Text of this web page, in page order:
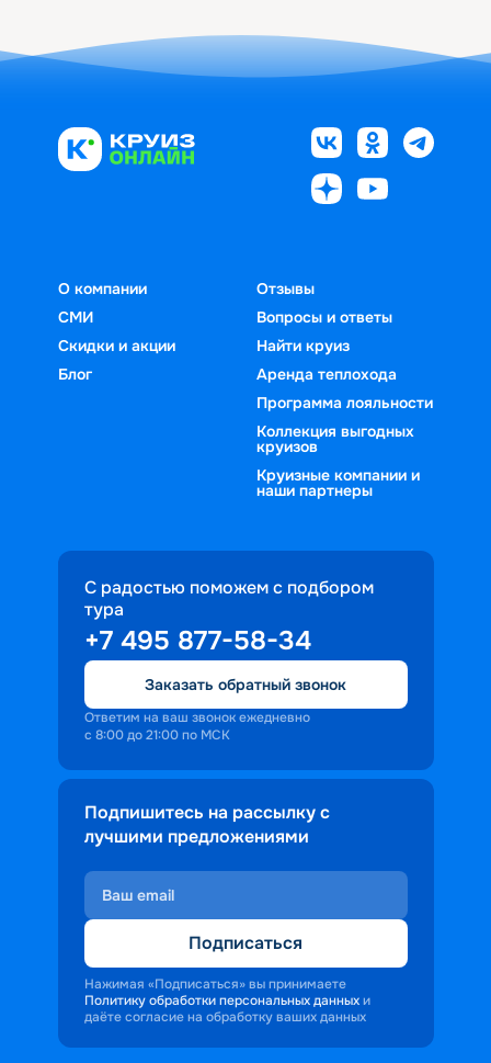
О компании
СМИ
Скидки и акции
Блог
Отзывы
Вопросы и ответы
Найти круиз
Аренда теплохода
Программа лояльности
Коллекция выгодных
круизов
Круизные компании и
наши партнеры
С радостью поможем с подбором
тура
+7 495 877-58-34
Заказать обратный звонок
Ответим на ваш звонок ежедневно
с 8:00 до 21:00 по МСК
Подпишитесь на рассылку с
лучшими предложениями
Подписаться
Нажимая «Подписаться» вы принимаете
Политику обработки персональных данных и
даёте согласие на обработку ваших данных